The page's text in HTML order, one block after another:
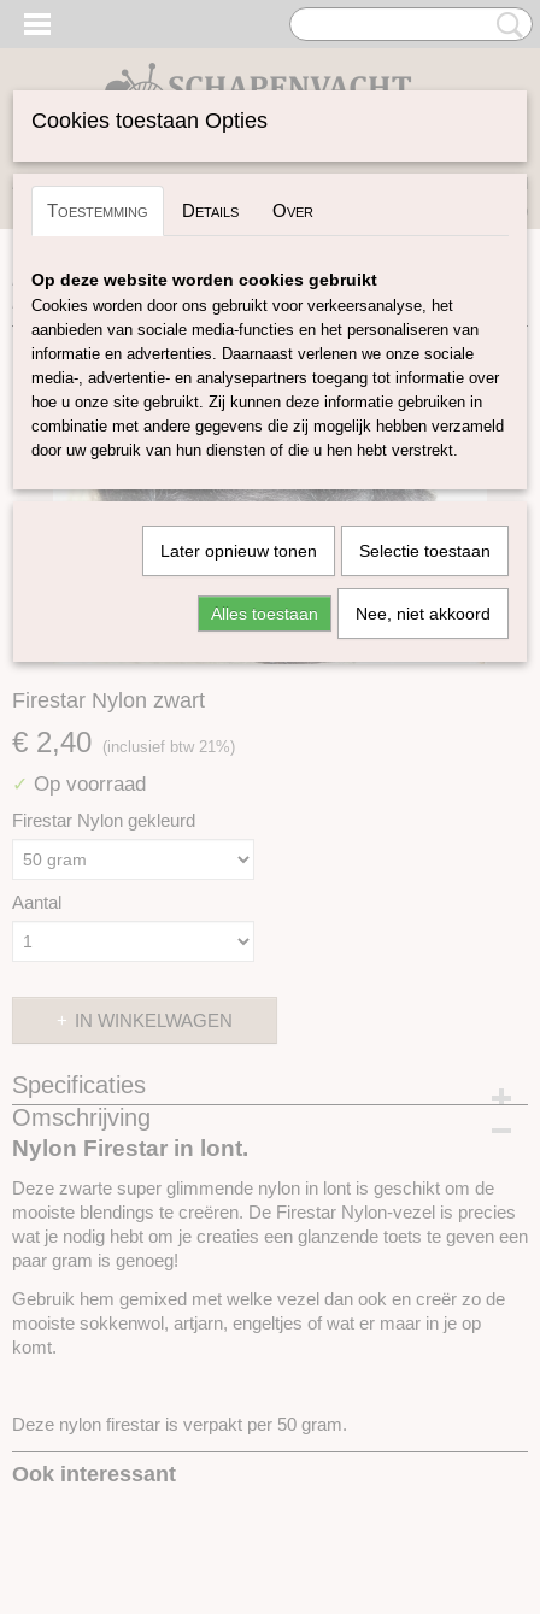
Inloggen Registreren
(0)
Home>Vilten>Kunststof vezels>Nylon in Lont
Nylon zwart
Firestar Nylon zwart
€ 2,40 (inclusief btw 21%)
✓ Op voorraad
Firestar Nylon gekleurd
Aantal
IN WINKELWAGEN
Specificaties
Productcode
SKUIF08-50gram
Omschrijving
Nylon Firestar in lont.
Deze zwarte super glimmende nylon in lont is geschikt om de
mooiste blendings te creëren. De Firestar Nylon-vezel is precies
wat je nodig hebt om je creaties een glanzende toets te geven een
paar gram is genoeg!
Gebruik hem gemixed met welke vezel dan ook en creër zo de
mooiste sokkenwol, artjarn, engeltjes of wat er maar in je op
komt.
Deze nylon firestar is verpakt per 50 gram.
Ook interessant
Cookies toestaan Opties
Toestemming Details Over
Op deze website worden cookies gebruikt
Cookies worden door ons gebruikt voor verkeersanalyse, het
aanbieden van sociale media-functies en het personaliseren van
informatie en advertenties. Daarnaast verlenen we onze sociale
media-, advertentie- en analysepartners toegang tot informatie over
hoe u onze site gebruikt. Zij kunnen deze informatie gebruiken in
combinatie met andere gegevens die zij mogelijk hebben verzameld
door uw gebruik van hun diensten of die u hen hebt verstrekt.
Later opnieuw tonen Selectie toestaan
Alles toestaan Nee, niet akkoord